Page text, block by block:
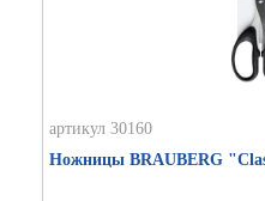
артикул 30160
Ножницы BRAUBERG